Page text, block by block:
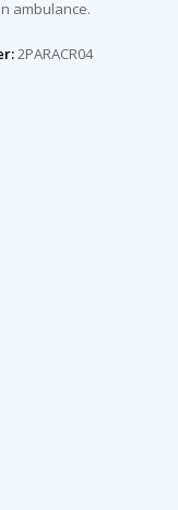
ambulance.
2PARACR04